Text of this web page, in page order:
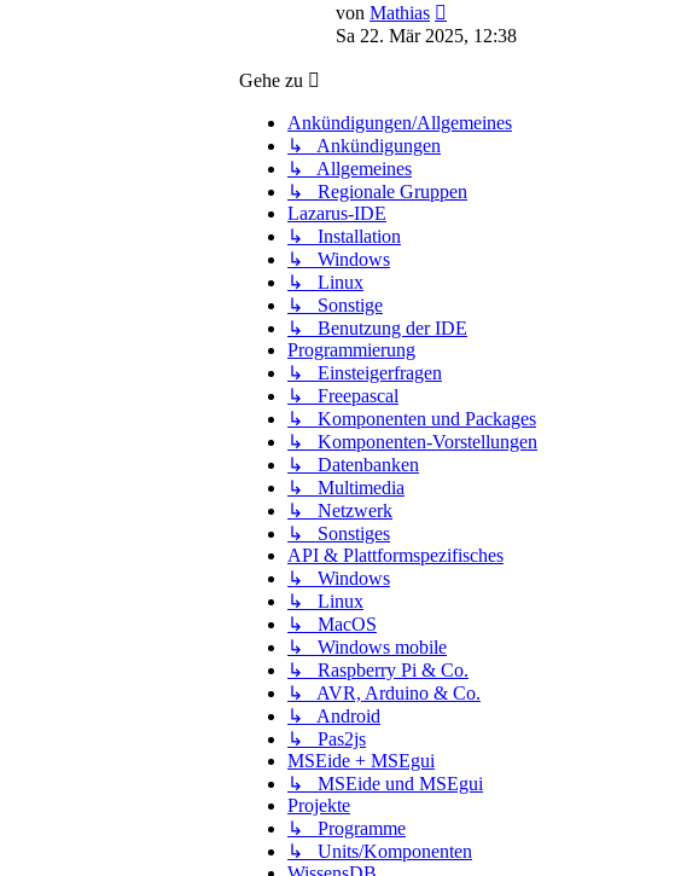
von Mathias
Beitrag
Sa 22. Mär 2025, 12:38
Gehe zu
Ankündigungen/Allgemeines
↳ Ankündigungen
↳ Allgemeines
↳ Regionale Gruppen
Lazarus-IDE
↳ Installation
↳ Windows
↳ Linux
↳ Sonstige
↳ Benutzung der IDE
Programmierung
↳ Einsteigerfragen
↳ Freepascal
↳ Komponenten und Packages
↳ Komponenten-Vorstellungen
↳ Datenbanken
↳ Multimedia
↳ Netzwerk
↳ Sonstiges
API & Plattformspezifisches
↳ Windows
↳ Linux
↳ MacOS
↳ Windows mobile
↳ Raspberry Pi & Co.
↳ AVR, Arduino & Co.
↳ Android
↳ Pas2js
MSEide + MSEgui
↳ MSEide und MSEgui
Projekte
↳ Programme
↳ Units/Komponenten